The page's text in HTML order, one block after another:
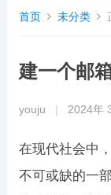
首页 未分类
建一个邮
youju 2024年
在现代社会中
不可或缺的一